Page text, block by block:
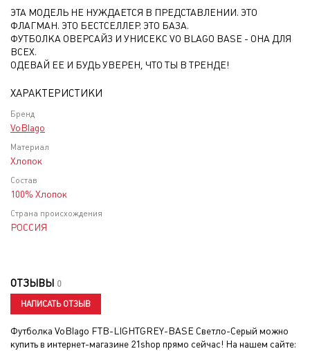
ЭТА МОДЕЛЬ НЕ НУЖДАЕТСЯ В ПРЕДСТАВЛЕНИИ. ЭТО
ФЛАГМАН. ЭТО БЕСТСЕЛЛЕР. ЭТО БАЗА.
ФУТБОЛКА ОВЕРСАЙЗ И УНИСЕКС VO BLAGO BASE - ОНА ДЛЯ
ВСЕХ.
ОДЕВАЙ ЕЕ И БУДЬ УВЕРЕН, ЧТО ТЫ В ТРЕНДЕ!
ХАРАКТЕРИСТИКИ
Бренд
VoBlago
Материал
Хлопок
Состав
100% Хлопок
Страна происхождения
РОССИЯ
ОТЗЫВЫ 0
НАПИСАТЬ ОТЗЫВ
Футболка VoBlago FTB-LIGHTGREY-BASE Светло-Серый можно
купить в интернет-магазине 21shop прямо сейчас! На нашем сайте: